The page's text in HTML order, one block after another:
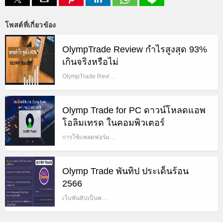
โพสต์ที่เกี่ยวข้อง
OlympTrade Review กำไรสูงสุด 93%
เกินจริงหรือไม่
OlympTrade Revi…
Olymp Trade for PC ดาวน์โหลดแอพ
โอลิมเทรด ในคอมพิวเตอร์
การใช้แพลตฟอร์ม…
Olymp Trade พันทิป ประเด็นร้อน
2566
เว็บพันทิปเป็นพ…